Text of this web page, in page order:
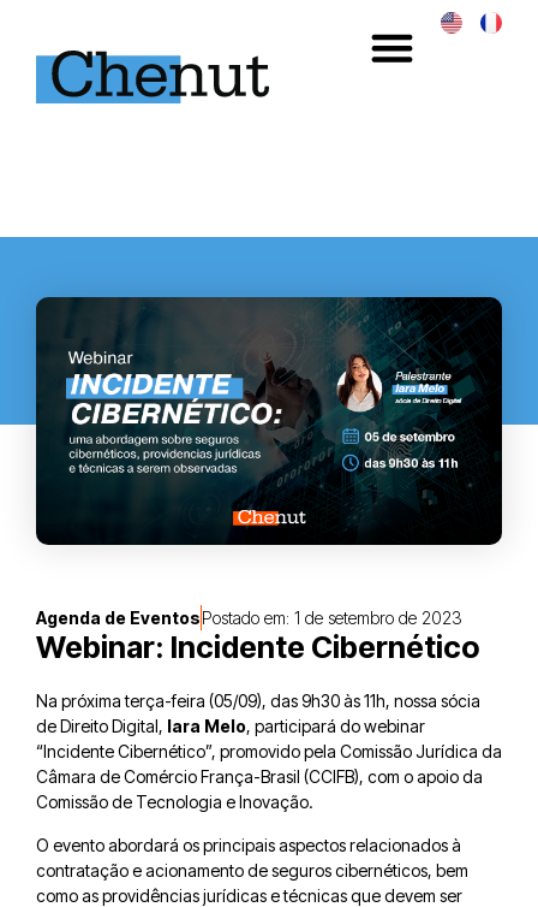
Agenda de EventosPostado em: 1 de setembro de 2023
Webinar: Incidente Cibernético
Na próxima terça-feira (05/09), das 9h30 às 11h, nossa sócia
de Direito Digital, Iara Melo, participará do webinar
“Incidente Cibernético”, promovido pela Comissão Jurídica da
Câmara de Comércio França-Brasil (CCIFB), com o apoio da
Comissão de Tecnologia e Inovação.
O evento abordará os principais aspectos relacionados à
contratação e acionamento de seguros cibernéticos, bem
como as providências jurídicas e técnicas que devem ser